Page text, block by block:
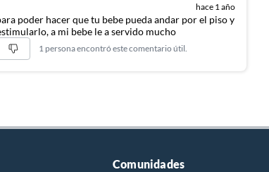
hace 1 año
poder hacer que tu bebe pueda andar por el piso y
a mi bebe le a servido mucho
1 persona encontró este comentario útil.
Comunidades